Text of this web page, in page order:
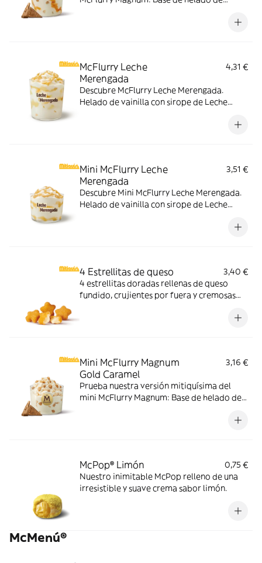
Topping triturado de galleta con perlas y
McFlurry Leche
Merengada
4,31 €
Descubre McFlurry Leche Merengada.
Helado de vainilla con sirope de Leche
ahora y no te quedes sin tus mitiquísimos
Mini McFlurry Leche
Merengada
3,51 €
Descubre Mini McFlurry Leche Merengada.
Helado de vainilla con sirope de Leche
4 Estrellitas de queso
3,40 €
4 estrellitas doradas rellenas de queso
fundido, crujientes por fuera y cremosas
Mini McFlurry Magnum
Gold Caramel
3,16 €
Prueba nuestra versión mitiquísima del
mini McFlurry Magnum: Base de helado de
Topping triturado de galleta con perlas y
McPop® Limón
0,75 €
Nuestro inimitable McPop relleno de una
irresistible y suave crema sabor limón.
McMenú®